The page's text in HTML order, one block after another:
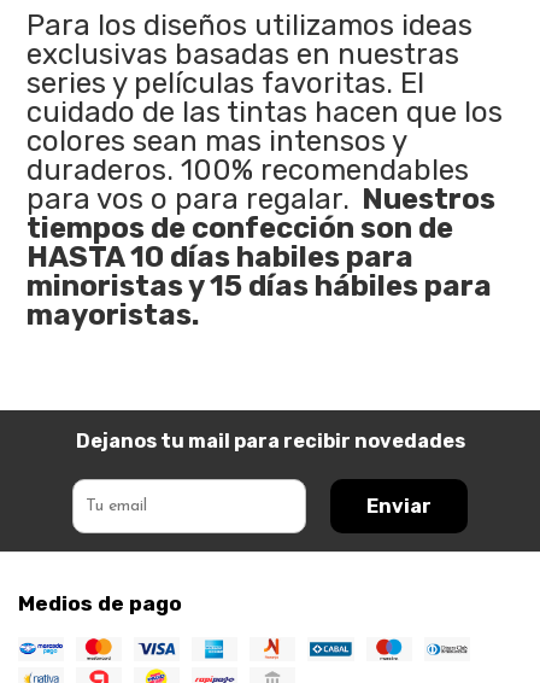
Para los diseños utilizamos ideas
exclusivas basadas en nuestras
series y películas favoritas. El
cuidado de las tintas hacen que los
colores sean mas intensos y
duraderos. 100% recomendables
para vos o para regalar. Nuestros
tiempos de confección son de
HASTA 10 días habiles para
minoristas y 15 días hábiles para
mayoristas.
Dejanos tu mail para recibir novedades
Enviar
Medios de pago